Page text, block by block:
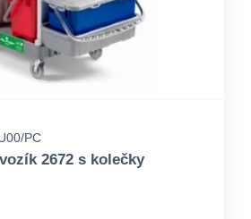
PC
2672 s kolečky